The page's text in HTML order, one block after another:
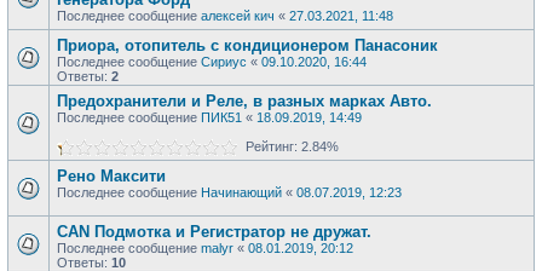
Последнее сообщение алексей кич « 27.03.2021, 11:48
Приора, отопитель с кондиционером Панасоник
Последнее сообщение Сириус « 09.10.2020, 16:44
Ответы: 2
Предохранители и Реле, в разных марках Авто.
Последнее сообщение ПИК51 « 18.09.2019, 14:49
Рейтинг: 2.84%
Рено Максити
Последнее сообщение Начинающий « 08.07.2019, 12:23
CAN Подмотка и Регистратор не дружат.
Последнее сообщение malyr « 08.01.2019, 20:12
Ответы: 10